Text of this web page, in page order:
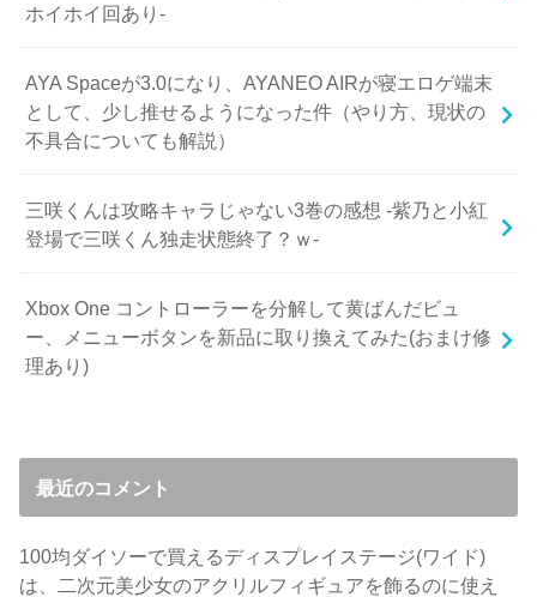
ホイホイ回あり-
AYA Spaceが3.0になり、AYANEO AIRが寝エロゲ端末
として、少し推せるようになった件（やり方、現状の
不具合についても解説）
三咲くんは攻略キャラじゃない3巻の感想 -紫乃と小紅
登場で三咲くん独走状態終了？ｗ-
Xbox One コントローラーを分解して黄ばんだビュ
ー、メニューボタンを新品に取り換えてみた(おまけ修
理あり)
最近のコメント
100均ダイソーで買えるディスプレイステージ(ワイド)
は、二次元美少女のアクリルフィギュアを飾るのに使え